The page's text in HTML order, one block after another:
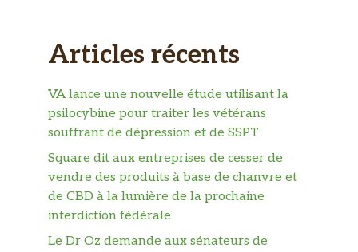
Articles récents
VA lance une nouvelle étude utilisant la
psilocybine pour traiter les vétérans
souffrant de dépression et de SSPT
Square dit aux entreprises de cesser de
vendre des produits à base de chanvre et
de CBD à la lumière de la prochaine
interdiction fédérale
Le Dr Oz demande aux sénateurs de